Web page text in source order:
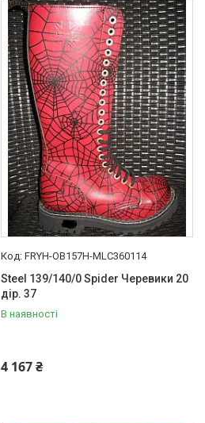
FRYH-OB157H-MLC360114
Steel 139/140/0 Spider Черевики 20
дір. 37
В наявності
4 167 ₴